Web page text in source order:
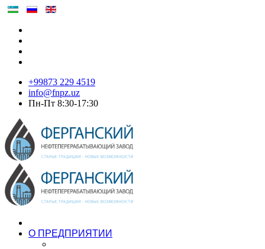
+99873 229 4519
info@fnpz.uz
Пн-Пт 8:30-17:30
О ПРЕДПРИЯТИИ